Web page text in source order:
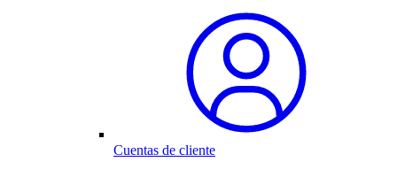
Cuentas de cliente